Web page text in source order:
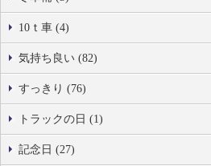
10ｔ車 (4)
気持ち良い (82)
すっきり (76)
トラックの日 (1)
記念日 (27)